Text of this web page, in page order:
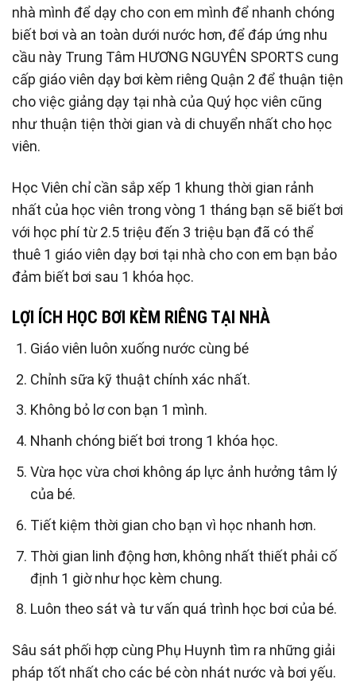
nhà mình để dạy cho con em mình để nhanh chóng
biết bơi và an toàn dưới nước hơn, để đáp ứng nhu
cầu này Trung Tâm HƯƠNG NGUYÊN SPORTS cung
cấp giáo viên dạy bơi kèm riêng Quận 2 để thuận tiện
cho việc giảng dạy tại nhà của Quý học viên cũng
như thuận tiện thời gian và di chuyển nhất cho học
viên.
Học Viên chỉ cần sắp xếp 1 khung thời gian rảnh
nhất của học viên trong vòng 1 tháng bạn sẽ biết bơi
với học phí từ 2.5 triệu đến 3 triệu bạn đã có thể
thuê 1 giáo viên dạy bơi tại nhà cho con em bạn bảo
đảm biết bơi sau 1 khóa học.
LỢI ÍCH HỌC BƠI KÈM RIÊNG TẠI NHÀ
Giáo viên luôn xuống nước cùng bé
Chỉnh sữa kỹ thuật chính xác nhất.
Không bỏ lơ con bạn 1 mình.
Nhanh chóng biết bơi trong 1 khóa học.
Vừa học vừa chơi không áp lực ảnh hưởng tâm lý
của bé.
Tiết kiệm thời gian cho bạn vì học nhanh hơn.
Thời gian linh động hơn, không nhất thiết phải cố
định 1 giờ như học kèm chung.
Luôn theo sát và tư vấn quá trình học bơi của bé.
Sâu sát phối hợp cùng Phụ Huynh tìm ra những giải
pháp tốt nhất cho các bé còn nhát nước và bơi yếu.